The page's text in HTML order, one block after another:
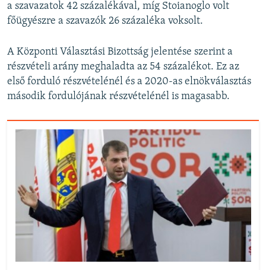
a szavazatok 42 százalékával, míg Stoianoglo volt
főügyészre a szavazók 26 százaléka voksolt.
A Központi Választási Bizottság jelentése szerint a
részvételi arány meghaladta az 54 százalékot. Ez az
első forduló részvételénél és a 2020-as elnökválasztás
második fordulójának részvételénél is magasabb.